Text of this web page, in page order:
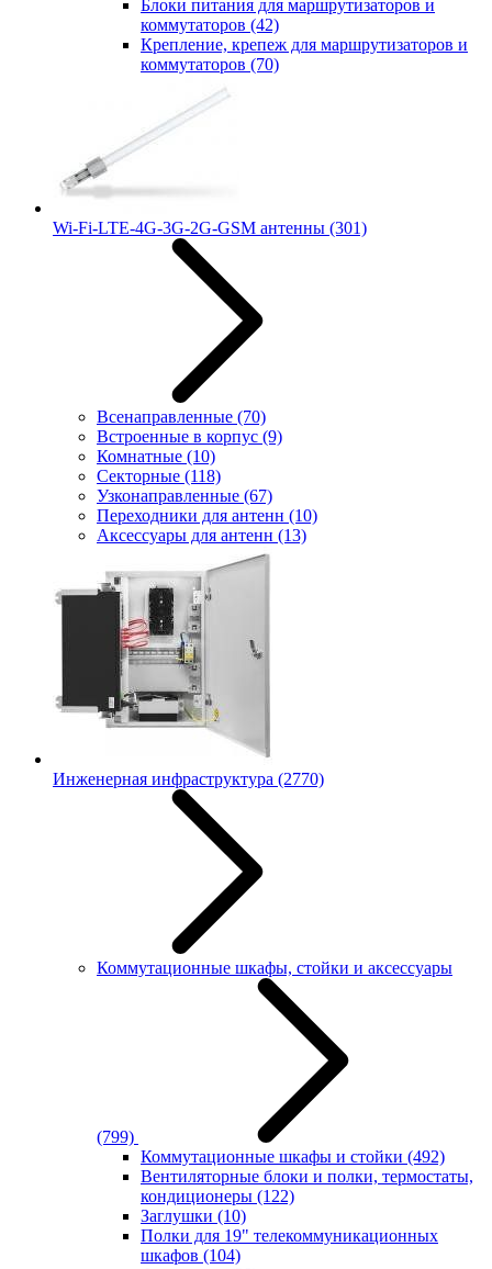
Блоки питания для маршрутизаторов и
коммутаторов (42)
Крепление, крепеж для маршрутизаторов и
коммутаторов (70)
Wi-Fi-LTE-4G-3G-2G-GSM антенны (301)
Всенаправленные (70)
Встроенные в корпус (9)
Комнатные (10)
Секторные (118)
Узконаправленные (67)
Переходники для антенн (10)
Аксессуары для антенн (13)
Инженерная инфраструктура (2770)
Коммутационные шкафы, стойки и аксессуары
(799)
Коммутационные шкафы и стойки (492)
Вентиляторные блоки и полки, термостаты,
кондиционеры (122)
Заглушки (10)
Полки для 19" телекоммуникационных
шкафов (104)